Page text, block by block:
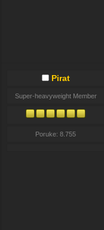
Pirat
Super-heavyweight Member
Poruke: 8.755